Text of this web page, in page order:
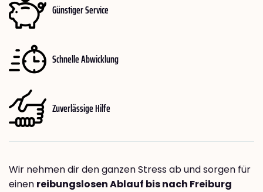
Günstiger Service
Schnelle Abwicklung
Zuverlässige Hilfe
Wir nehmen dir den ganzen Stress ab und sorgen für
einen reibungslosen Ablauf bis nach Freiburg